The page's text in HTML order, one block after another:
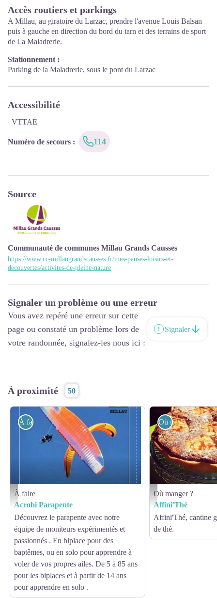
Accès routiers et parkings
A Millau, au giratoire du Larzac, prendre l'avenue Louis Balsan
puis à gauche en direction du bord du tarn et des terrains de sport
de La Maladrerie.
Stationnement :
Parking de la Maladrerie, sous le pont du Larzac
Accessibilité
VTTAE
Numéro de secours : 114
Source
Communauté de communes Millau Grands Causses
https://www.cc-millaugrandscausses.fr/mes-pauses-loisirs-et-
decouvertes/activites-de-pleine-nature
Signaler un problème ou une erreur
Vous avez repéré une erreur sur cette
page ou constaté un problème lors de
votre randonnée, signalez-les nous ici :
Signaler
À proximité 50
Acrobi Parapente - Acrobi Parapente
À faire
À faire
Acrobi Parapente
Découvrez le parapente avec notre
équipe de moniteurs expérimentés et
passionnés . En biplace pour des
baptêmes, ou en solo pour apprendre à
voler de vos propres ailes. De 5 à 85 ans
pour les biplaces et à partir de 14 ans
pour apprendre en solo .
Affini'Thé - Affini'Thé
Où manger ?
Où manger ?
Affini'Thé
Affini'Thé, cantine
de thé.